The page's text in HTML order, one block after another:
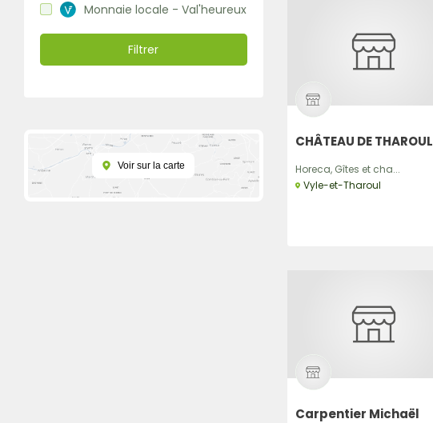
Monnaie locale - Val'heureux
Filtrer
Voir sur la carte
CHÂTEAU DE THAROUL
Horeca, Gîtes et cha...
Vyle-et-Tharoul
Carpentier Michaël